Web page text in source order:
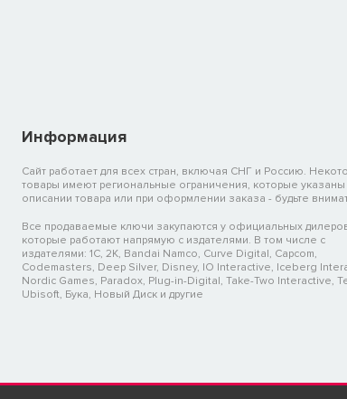
Информация
Сайт работает для всех стран, включая СНГ и Россию.
товары имеют региональные ограничения, которые указаны
описании товара или при оформлении заказа - будьте
Все продаваемые ключи закупаются у официальных
которые работают напрямую с издателями. В том числе с
издателями: 1C, 2K, Bandai Namco, Curve Digital, Capcom,
Codemasters, Deep Silver, Disney, IO Interactive, Iceberg
Nordic Games, Paradox, Plug-in-Digital, Take-Two Interactive,
Ubisoft, Бука, Новый Диск и другие